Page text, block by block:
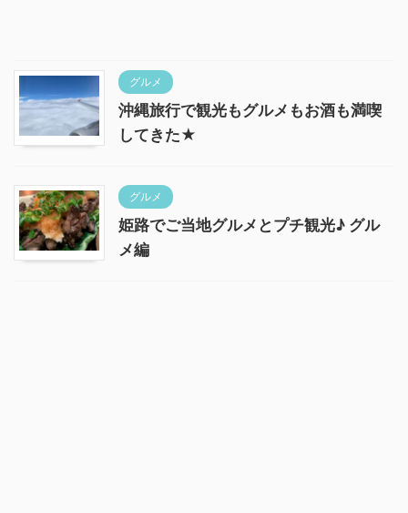
グルメ
沖縄旅行で観光もグルメもお酒も満喫
してきた★
グルメ
姫路でご当地グルメとプチ観光♪ グル
メ編